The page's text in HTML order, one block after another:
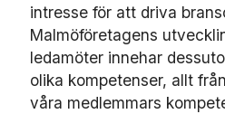
intresse för att driva
Malmöföretagens
ledamöter innehar
olika kompetenser, allt
våra medlemmars